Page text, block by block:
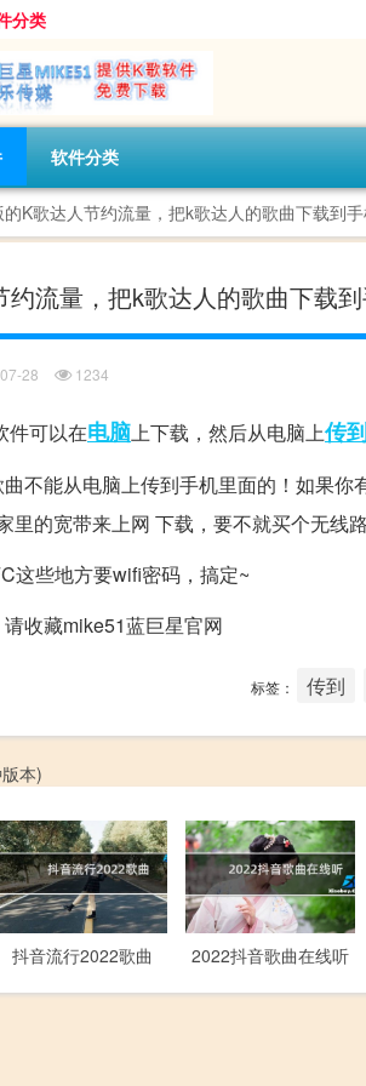
分类
软件分类
K歌达人节约流量，把k歌达人的歌曲下载到
约流量，把k歌达人的歌曲下载
07-28 1234
件可以在电脑 上下载，然后从电脑上传
不能从电脑上传到手机里面的！如果
里的宽带来上网 下载，要不就买个无
这些地方要wifi密码，搞定~
收藏mike51蓝巨星官网
标签： 传到
本)
抖音流行2022歌曲 2022抖音歌曲在线听